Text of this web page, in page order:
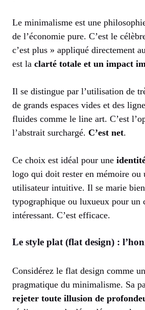
Le minimalisme est une
de l’économie pure. C’est le
c’est plus » appliqué directement
est la clarté totale et un impact
Il se distingue par l’utilisation de
de grands espaces vides et des
fluides comme le line art. C’est
l’abstrait surchargé. C’est net.
Ce choix est idéal pour une
logo qui doit rester en mémoire ou
utilisateur intuitive. Il se marie
typographique ou luxueux pour un
intéressant. C’est efficace.
Le style plat (flat design) :
Considérez le flat design comme
pragmatique du minimalisme. Sa
rejeter toute illusion de